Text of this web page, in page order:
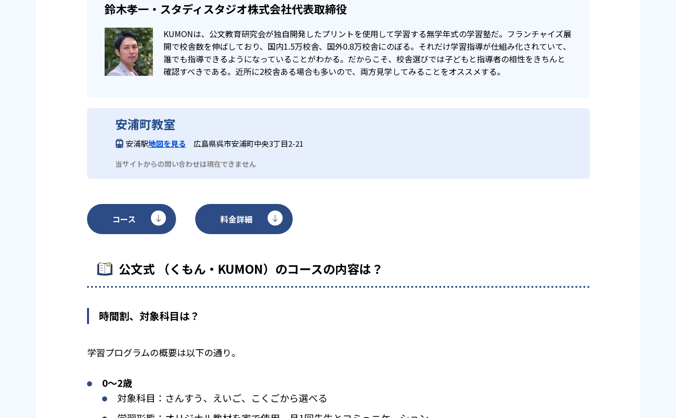
鈴木孝一・スタディスタジオ株式会社代表取締役
KUMONは、公文教育研究会が独自開発したプリントを使用して学習する無学年式の学習塾だ。フランチャイズ展
開で校舎数を伸ばしており、国内1.5万校舎、国外0.8万校舎にのぼる。それだけ学習指導が仕組み化されていて、
誰でも指導できるようになっていることがわかる。だからこそ、校舎選びでは子どもと指導者の相性をきちんと
確認すべきである。近所に2校舎ある場合も多いので、両方見学してみることをオススメする。
安浦町教室
安浦駅地図を見る 広島県呉市安浦町中央3丁目2-21
当サイトからの問い合わせは現在できません
コース 料金詳細
公文式 （くもん・KUMON）のコースの内容は？
時間割、対象科目は？
学習プログラムの概要は以下の通り。
0〜2歳
対象科目：さんすう、えいご、こくごから選べる